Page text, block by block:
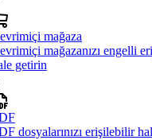
mağaza
mağazanızı engelli
getirin
dosyalarınızı erişilebilir